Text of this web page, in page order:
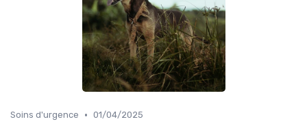
Soins d'urgence • 01/04/2025